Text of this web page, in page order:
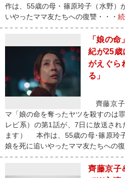
作は、55歳の母・篠原玲子（水野）
いやったママ友たちへの復讐・・・
「娘の
紀が25歳
がえぐら
る」
齊藤京子
マ「娘の命を奪ったヤツを殺すのは
レビ系）の第1話が、7日に放送さ
ます） 本作は、55歳の母･篠原玲
娘を死に追いやったママ友たちへの
齊藤京子